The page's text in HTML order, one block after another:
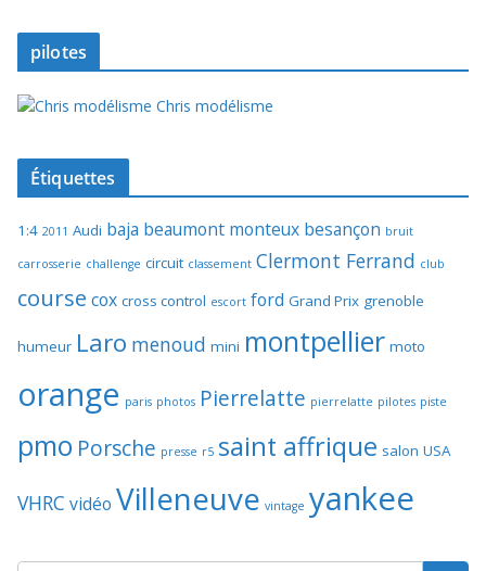
pilotes
Chris modélisme
Étiquettes
1:4 2011 Audi baja beaumont monteux besançon bruit
carrosserie challenge circuit classement Clermont Ferrand club
course cox cross control escort ford Grand Prix grenoble
humeur Laro menoud mini montpellier moto
orange paris photos Pierrelatte pierrelatte pilotes piste
pmo Porsche presse r5 saint affrique salon USA
VHRC vidéo Villeneuve vintage yankee